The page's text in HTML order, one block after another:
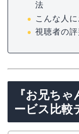
法
こんな人
視聴者の
『お兄ち
ービス比較